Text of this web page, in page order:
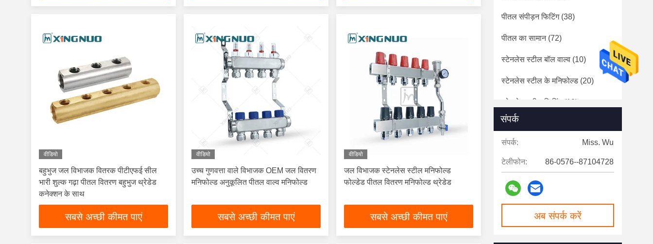
वीडियो
बहुभुज जल विभाजक वितरक पीटीएफई सील
भारी शुल्क गढ़ा पीतल वितरण बहुभुज थ्रेडेड
कनेक्शन के साथ
सबसे अच्छी कीमत पाएं
वीडियो
उच्च गुणवत्ता वाले विभाजक OEM जल वितरण
मनिफोल्ड अनुकूलित पीतल वाल्व मनिफोल्ड
सबसे अच्छी कीमत पाएं
वीडियो
जल विभाजक स्टेनलेस स्टील मनिफोल्ड
फोल्डेड पीतल वितरण मनिफोल्ड थ्रेडेड
सबसे अच्छी कीमत पाएं
पीतल संपीड़न फिटिंग(38)
पीतल का सामान(72)
स्टेनलेस स्टील बॉल वाल्व (10)
स्टेनलेस स्टील के मनिफोल्ड (20)
स्टेनलेस स्टील फिटिंग (10)
स्टेनलेस स्टील चेक वाल्व
स्टेनलेस स्टील निकास वाल्व (6)
संपर्क
संपर्क: Miss. Wu
टेलीफोन: 86-0576--87104728
अब संपर्क करें